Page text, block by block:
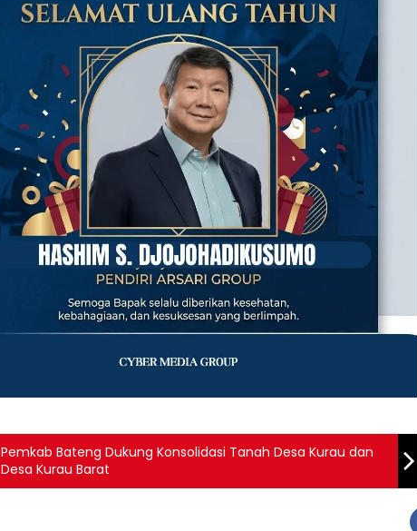
‎Pemkab Bateng Dukung Konsolidasi Tanah Desa Kurau dan
Desa Kurau Barat